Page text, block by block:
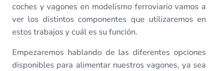
coches y vagones en modelismo ferroviario vamos a
ver los distintos componentes que utilizaremos en
estos trabajos y cuál es su función.
Empezaremos hablando de las diferentes opciones
disponibles para alimentar nuestros vagones, ya sea